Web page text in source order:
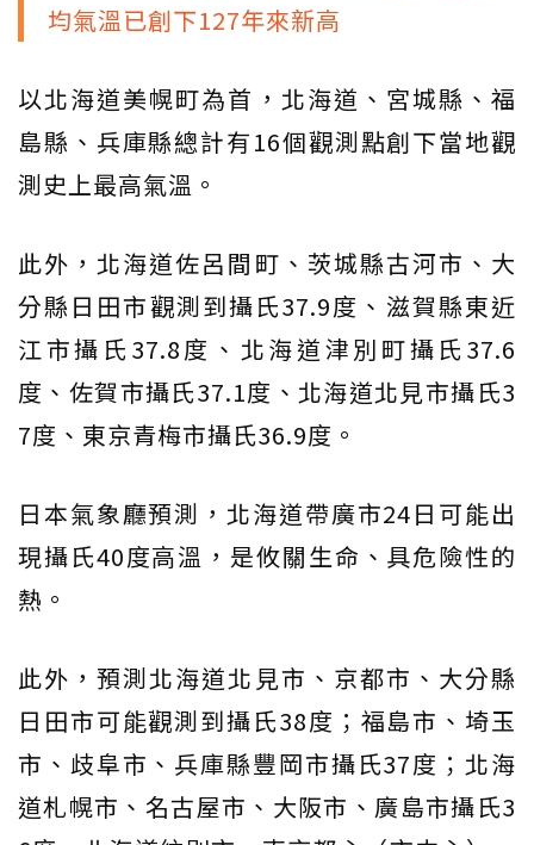
均氣溫已創下127年來新高
以北海道美幌町為首，北海道、宮城縣、福
島縣、兵庫縣總計有16個觀測點創下當地觀
測史上最高氣溫。
此外，北海道佐呂間町、茨城縣古河市、大
分縣日田市觀測到攝氏37.9度、滋賀縣東近
江市攝氏37.8度、北海道津別町攝氏37.6
度、佐賀市攝氏37.1度、北海道北見市攝氏3
7度、東京青梅市攝氏36.9度。
日本氣象廳預測，北海道帶廣市24日可能出
現攝氏40度高溫，是攸關生命、具危險性的
熱。
此外，預測北海道北見市、京都市、大分縣
日田市可能觀測到攝氏38度；福島市、埼玉
市、歧阜市、兵庫縣豐岡市攝氏37度；北海
道札幌市、名古屋市、大阪市、廣島市攝氏3